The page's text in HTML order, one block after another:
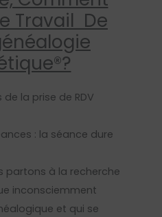
Travail De
la prise de RDV
: la séance dure
partons à la recherche
inconsciemment
et qui se